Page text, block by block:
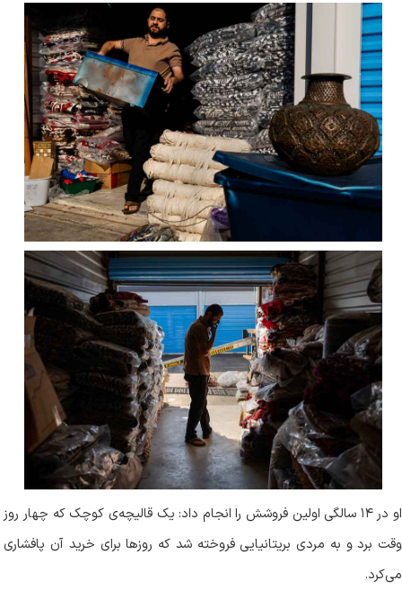
او در ۱۴ سالگی اولین فروشش را انجام داد: یک قالیچه‌ی کوچک که چهار روز
وقت برد و به مردی بریتانیایی فروخته شد که روزها برای خرید آن پافشاری
می‌کرد.